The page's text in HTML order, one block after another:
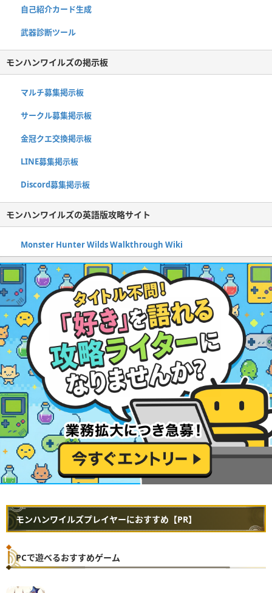
自己紹介カード生成
武器診断ツール
モンハンワイルズの掲示板
マルチ募集掲示板
サークル募集掲示板
金冠クエ交換掲示板
LINE募集掲示板
Discord募集掲示板
モンハンワイルズの英語版攻略サイト
Monster Hunter Wilds Walkthrough Wiki
モンハンワイルズプレイヤーにおすすめ【PR】
PCで遊べるおすすめゲーム